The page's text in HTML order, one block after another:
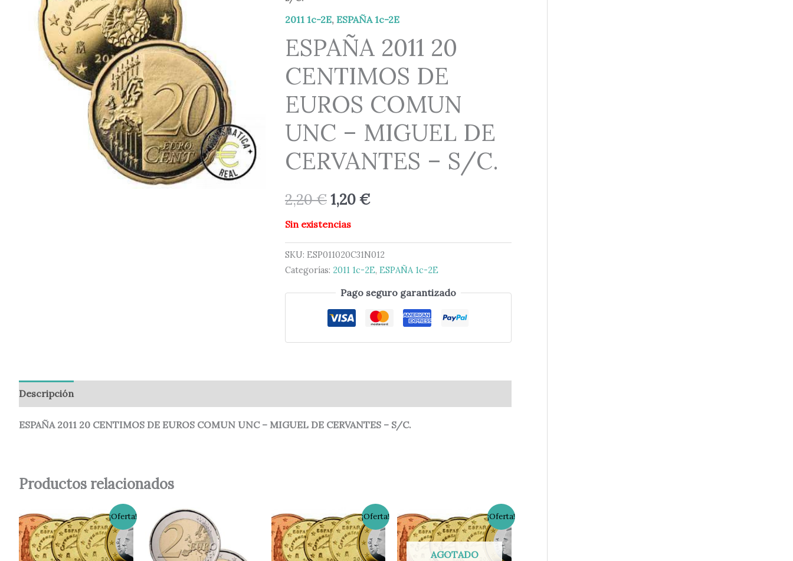
2011 1c-2E, ESPAÑA 1c-2E
ESPAÑA 2011 20
CENTIMOS DE
EUROS COMUN
UNC – MIGUEL DE
CERVANTES – S/C.
2,20€
era:
2,20 €.
1,20€
1,20 €.
Sin existencias
SKU: ESP011020C31N012
Categorías: 2011 1c-2E, ESPAÑA 1c-2E
Pago seguro garantizado
Descripción
ESPAÑA 2011 20 CENTIMOS DE EUROS COMUN UNC – MIGUEL DE CERVANTES – S/C.
Productos relacionados
¡Oferta!
precio
original
era:
8,95 €.
precio
actual
es:
7,95 €.
¡Oferta!
precio
original
era:
9,50 €.
precio
actual
es:
8,50 €.
¡Oferta!
AGOTADO
precio
original
era:
9,95 €.
precio
actual
es:
8,95 €.